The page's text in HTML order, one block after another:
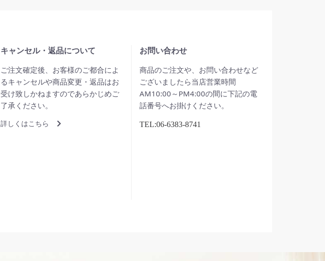
キャンセル・返品について
ご注文確定後、お客様のご都合によ
るキャンセルや商品変更・返品はお
受け致しかねますのであらかじめご
了承ください。
詳しくはこちら
お問い合わせ
商品のご注文や、お問い合わせなど
ございましたら当店営業時間
AM10:00～PM4:00の間に下記の電
話番号へお掛けください。
TEL:06-6383-8741